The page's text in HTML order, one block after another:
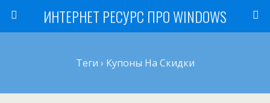
ИНТЕРНЕТ РЕСУРС ПРО WINDOWS
Теги › Купоны На Скидки